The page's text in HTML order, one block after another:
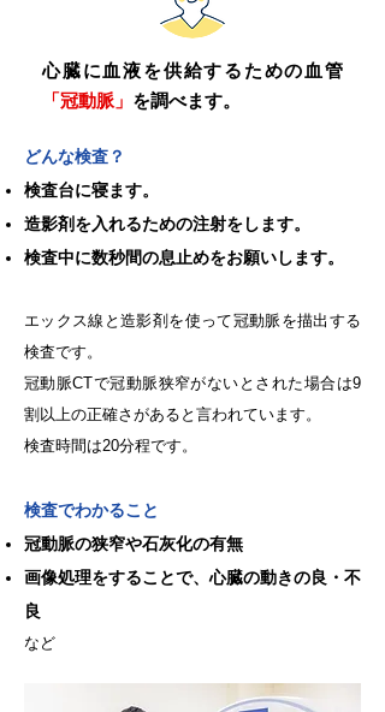
心臓に血液を供給するための血管
「冠動脈」 を調べます。
どんな検査？
検査台に寝ます。
造影剤を入れるための注射をします。
検査中に数秒間の息止めをお願いします。
エックス線と造影剤を使って冠動脈を描出する
検査です。
冠動脈CTで冠動脈狭窄がないとされた場合は9
割以上の正確さがあると言われています。
検査時間は20分程です。
検査でわかること
冠動脈の狭窄や石灰化の有無
画像処理をすることで、心臓の動きの良・不
良
など